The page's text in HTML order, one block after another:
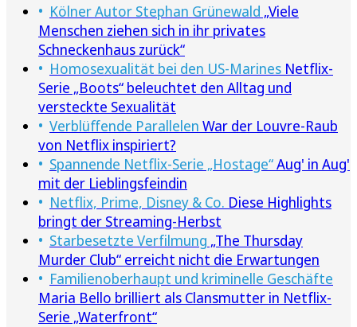
Kölner Autor Stephan Grünewald „Viele
Menschen ziehen sich in ihr privates
Schneckenhaus zurück“
Homosexualität bei den US-Marines Netflix-
Serie „Boots“ beleuchtet den Alltag und
versteckte Sexualität
Verblüffende Parallelen War der Louvre-Raub
von Netflix inspiriert?
Spannende Netflix-Serie „Hostage“Aug' in Aug'
mit der Lieblingsfeindin
Netflix, Prime, Disney & Co. Diese Highlights
bringt der Streaming-Herbst
Starbesetzte Verfilmung „The Thursday
Murder Club“ erreicht nicht die Erwartungen
Familienoberhaupt und kriminelle Geschäfte
Maria Bello brilliert als Clansmutter in Netflix-
Serie „Waterfront“